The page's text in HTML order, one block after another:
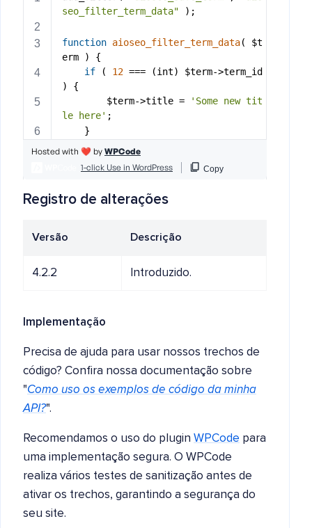
Registro de alterações
Versão Descrição
4.2.2 Introduzido.
Implementação
Precisa de ajuda para usar nossos trechos de
código? Confira nossa documentação sobre
"Como uso os exemplos de código da minha
API?".
Recomendamos o uso do plugin WPCode para
uma implementação segura. O WPCode
realiza vários testes de sanitização antes de
ativar os trechos, garantindo a segurança do
seu site.